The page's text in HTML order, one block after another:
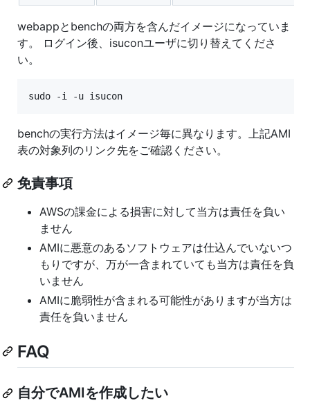
webappとbenchの両方を含んだイメージになっていま
す。 ログイン後、isuconユーザに切り替えてくださ
い。
sudo -i -u isucon
benchの実行方法はイメージ毎に異なります。上記AMI
表の対象列のリンク先をご確認ください。
免責事項
AWSの課金による損害に対して当方は責任を負い
ません
AMIに悪意のあるソフトウェアは仕込んでいないつ
もりですが、万が一含まれていても当方は責任を負
いません
AMIに脆弱性が含まれる可能性がありますが当方は
責任を負いません
FAQ
自分でAMIを作成したい